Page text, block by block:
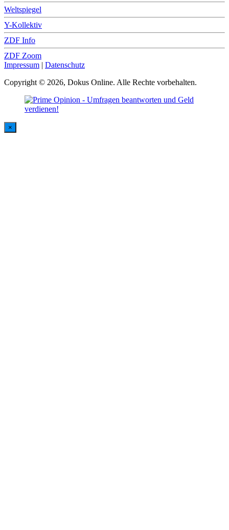
Weltspiegel
Y-Kollektiv
ZDF Info
ZDF Zoom
Impressum | Datenschutz
Copyright © 2026, Dokus Online. Alle Rechte vorbehalten.
×